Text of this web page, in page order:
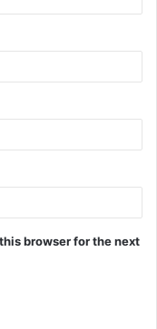
browser for the next